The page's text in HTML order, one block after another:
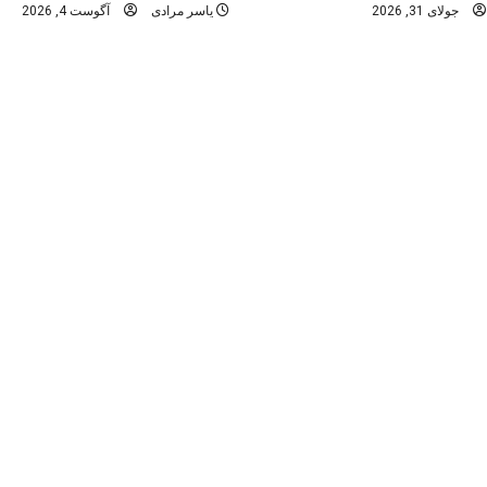
یاسر مرادی آگوست 4, 2026 جولای 31, 2026